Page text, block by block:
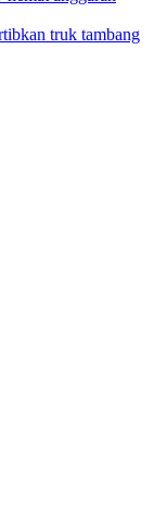
truk tambang